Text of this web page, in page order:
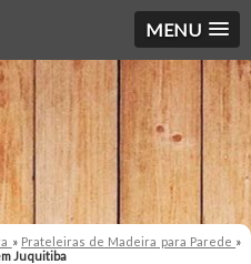
MENU
» Prateleiras de Madeira para Parede »
Juquitiba